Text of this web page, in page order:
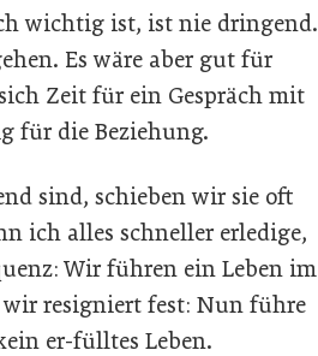
wichtig ist, ist nie dringend.
Es wäre aber gut für
Zeit für ein Gespräch mit
für die Beziehung.
sind, schieben wir sie oft
ich alles schneller erledige,
Wir führen ein Leben im
resigniert fest: Nun führe
er-fülltes Leben.